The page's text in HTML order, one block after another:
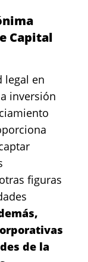
Capital
legal en
inversión
figuras
de la